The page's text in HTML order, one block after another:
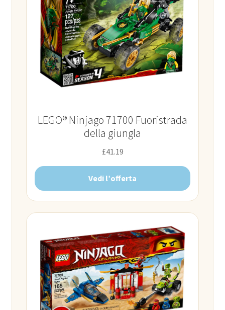
LEGO® Ninjago 71700 Fuoristrada
della giungla
£41.19
Vedi l’offerta